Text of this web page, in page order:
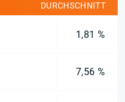
DURCHSCHNITT
1,81 %
7,56 %